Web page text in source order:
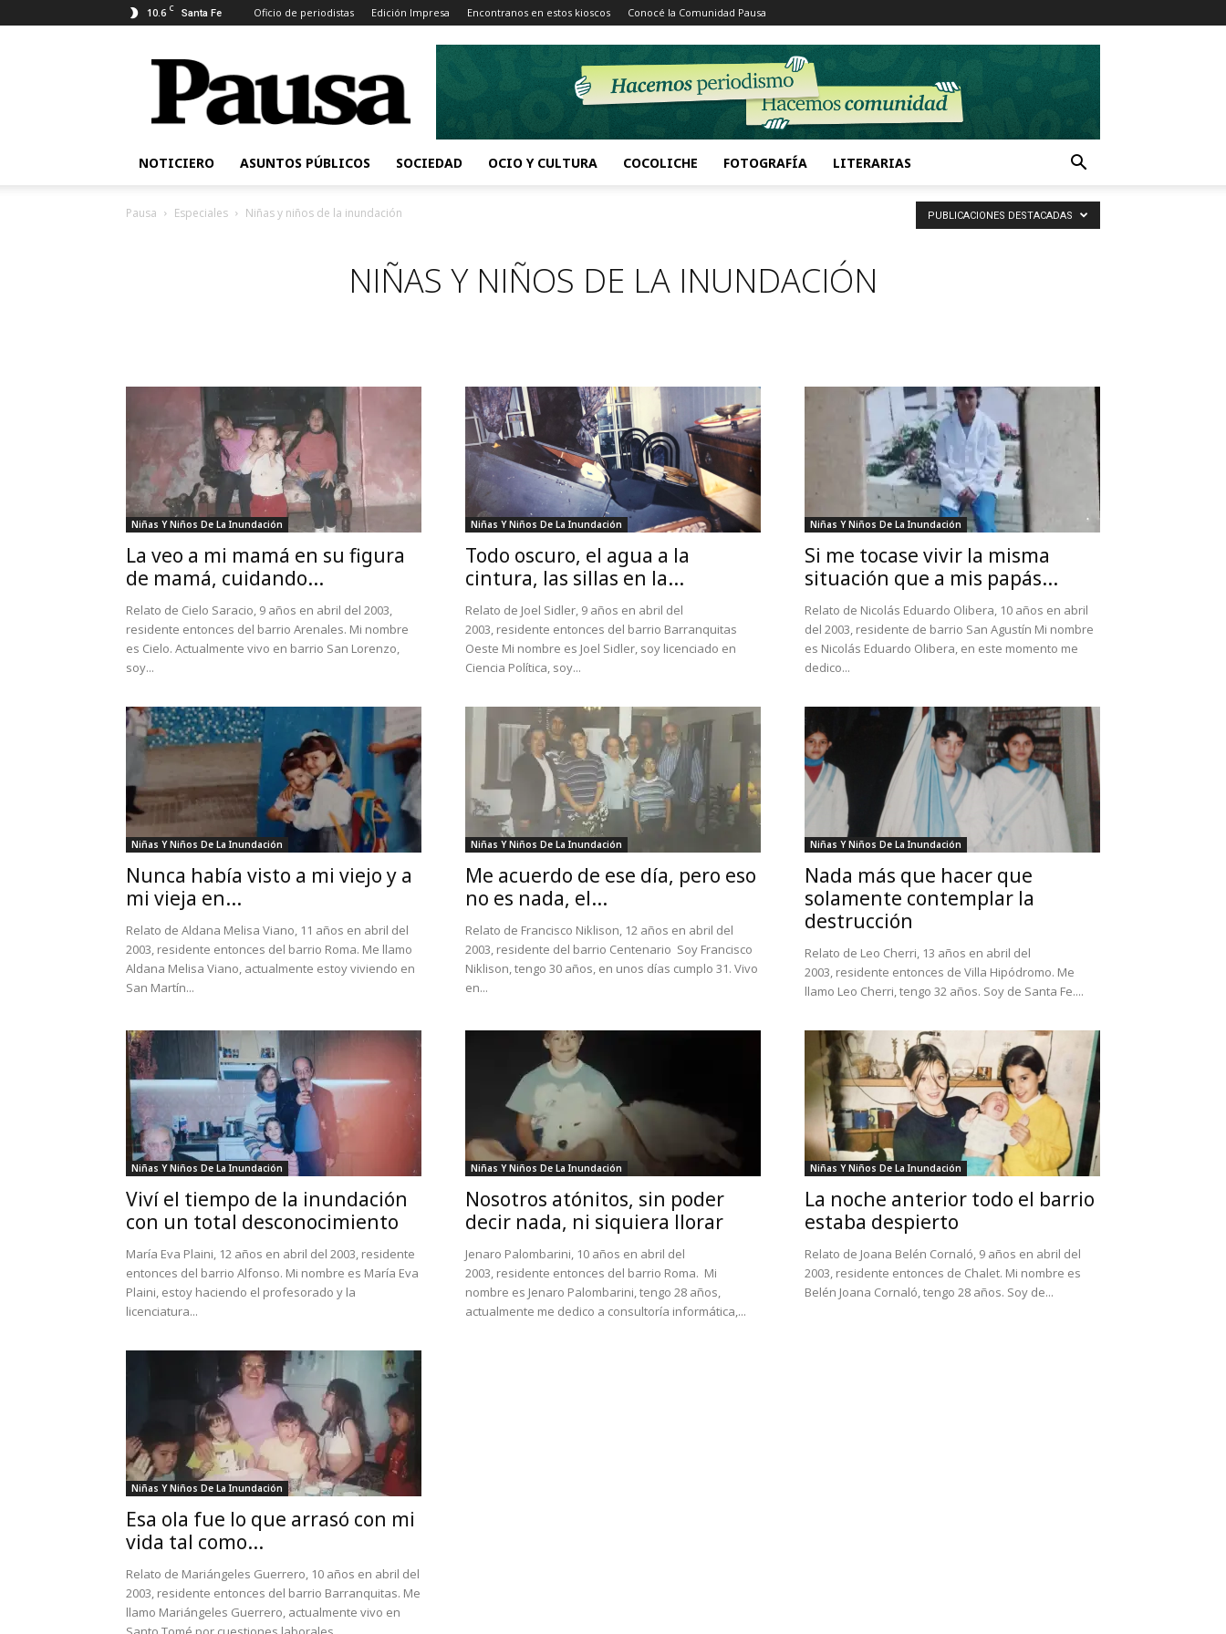
10.6 C Santa Fe Oficio de periodistas Edición Impresa Encontranos en estos kioscos Conocé la Comunidad Pausa
Pausa
NOTICIERO ASUNTOS PÚBLICOS SOCIEDAD OCIO Y CULTURA COCOLICHE FOTOGRAFÍA LITERARIAS
Pausa Especiales Niñas y niños de la inundación
NIÑAS Y NIÑOS DE LA INUNDACIÓN
PUBLICACIONES DESTACADAS
Niñas Y Niños De La Inundación
La veo a mi mamá en su figura
de mamá, cuidando...
Relato de Cielo Saracio, 9 años en abril del 2003,
residente entonces del barrio Arenales. Mi nombre
es Cielo. Actualmente vivo en barrio San Lorenzo,
soy...
Niñas Y Niños De La Inundación
Todo oscuro, el agua a la
cintura, las sillas en la...
Relato de Joel Sidler, 9 años en abril del
2003, residente entonces del barrio Barranquitas
Oeste Mi nombre es Joel Sidler, soy licenciado en
Ciencia Política, soy...
Niñas Y Niños De La Inundación
Si me tocase vivir la misma
situación que a mis papás...
Relato de Nicolás Eduardo Olibera, 10 años en abril
del 2003, residente de barrio San Agustín Mi nombre
es Nicolás Eduardo Olibera, en este momento me
dedico...
Niñas Y Niños De La Inundación
Nunca había visto a mi viejo y a
mi vieja en...
Relato de Aldana Melisa Viano, 11 años en abril del
2003, residente entonces del barrio Roma. Me llamo
Aldana Melisa Viano, actualmente estoy viviendo en
San Martín...
Niñas Y Niños De La Inundación
Me acuerdo de ese día, pero eso
no es nada, el...
Relato de Francisco Niklison, 12 años en abril del
2003, residente del barrio Centenario Soy Francisco
Niklison, tengo 30 años, en unos días cumplo 31. Vivo
en...
Niñas Y Niños De La Inundación
Nada más que hacer que
solamente contemplar la
destrucción
Relato de Leo Cherri, 13 años en abril del
2003, residente entonces de Villa Hipódromo. Me
llamo Leo Cherri, tengo 32 años. Soy de Santa Fe....
Niñas Y Niños De La Inundación
Viví el tiempo de la inundación
con un total desconocimiento
María Eva Plaini, 12 años en abril del 2003, residente
entonces del barrio Alfonso. Mi nombre es María Eva
Plaini, estoy haciendo el profesorado y la
licenciatura...
Niñas Y Niños De La Inundación
Nosotros atónitos, sin poder
decir nada, ni siquiera llorar
Jenaro Palombarini, 10 años en abril del
2003, residente entonces del barrio Roma. Mi
nombre es Jenaro Palombarini, tengo 28 años,
actualmente me dedico a consultoría informática,...
Niñas Y Niños De La Inundación
La noche anterior todo el barrio
estaba despierto
Relato de Joana Belén Cornaló, 9 años en abril del
2003, residente entonces de Chalet. Mi nombre es
Belén Joana Cornaló, tengo 28 años. Soy de...
Niñas Y Niños De La Inundación
Esa ola fue lo que arrasó con mi
vida tal como...
Relato de Mariángeles Guerrero, 10 años en abril del
2003, residente entonces del barrio Barranquitas. Me
llamo Mariángeles Guerrero, actualmente vivo en